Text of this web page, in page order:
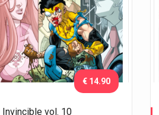
Invincible vol. 10
€ 14.90